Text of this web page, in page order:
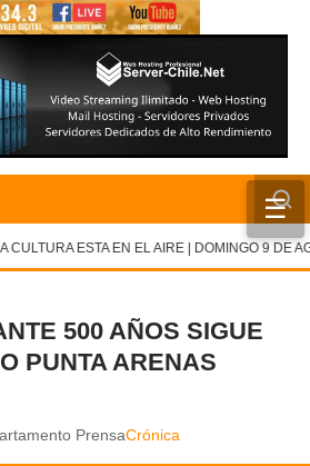
☰
✕
CULTURA ESTA EN EL AIRE | DOMINGO 9 DE
500 AÑOS SIGUE
PUNTA ARENAS
PrensaCrónica